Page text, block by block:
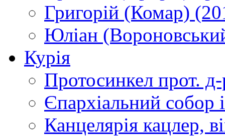
Григорій (Комар)
Юліан
Курія
Протосинкел прот.
Єпархіальний собор
Канцелярія кацлер,